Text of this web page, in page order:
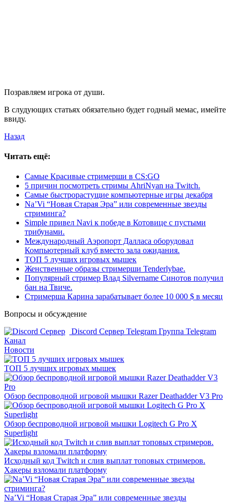
Позравляем игрока от души.
В слудующих статьях обязательно будет годный мемас, имейте
ввиду.
Назад
Читать ещё:
Самые Красивые стримерши в CS:GO
5 причин посмотреть стримы AhriNyan на Twitch.
Самые быстрорастущие компьютерные игры декабря
Na’Vi “Новая Старая Эра” или современные звезды
стриминга?
Simple привел Navi к победе в Котовице с пустыми
трибунами.
Международный Аэропорт Далласа оборудовал
Компьютерный клуб вместо зала ожидания.
ТОП 5 лучших игровых мышек
Женственные образы стримерши Tenderlybae.
Популярный стример Влад Silvername Синотов получил
бан на Твиче.
Стримерша Карина зарабатывает более 10 000 $ в месяц
Вопросы и обсуждение
Discord Сервер Telegram Группа Telegram
Канал
Новости
ТОП 5 лучших игровых мышек
Обзор беспроводной игровой мышки Razer Deathadder V3 Pro
Обзор беспроводной игровой мышки Logitech G Pro X
Superlight
Исходный код Twitch и слив выплат топовых стримеров.
Хакеры взломали платформу
Na’Vi “Новая Старая Эра” или современные звезды